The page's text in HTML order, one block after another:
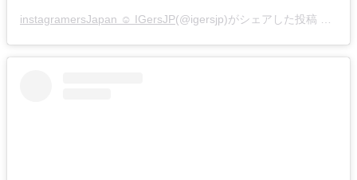
instagramersJapan ☺︎ IGersJP(@igersjp)がシェアした投稿 –